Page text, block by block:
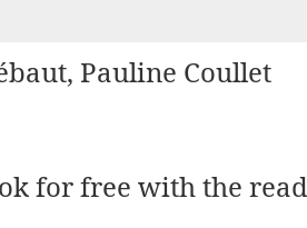
Pauline Coullet
for free with the